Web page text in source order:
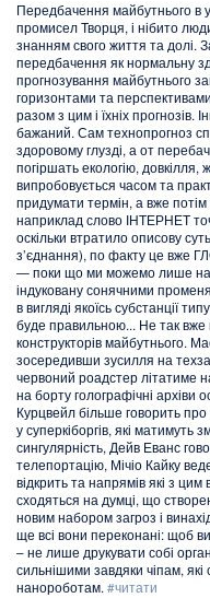
Передбачення майбутнього в
промисел Творця, і нібито
знанням свого життя та долі.
передбачення як нормальну
прогнозування майбутнього
горизонтами та
разом з цим і їхніх прогнозів.
бажаний. Сам технопрогноз
здоровому глузді, а от
погіршать екологію,
випробовується часом та
придумати термін, а вже
наприклад слово ІНТЕРНЕТ
оскільки втратило описову
з’єднання), по факту це вже
— поки що ми можемо лише
індуковану сонячними
в вигляді якоїсь субстанції
буде правильною... Не так вже
конструкторів майбутнього.
зосередивши зусилля на
червоний роадстер літатиме
на борту голографічні архіви
Курцвейл більше говорить
у суперкіборгів, які
сингулярність, Дейв Еванс
телепортацію, Мічіо Кайку
відкрить та напрямів які з
сходяться на думці, що
новим набором загроз і
ще всі вони переконані: щоб
– не лише друкувати собі
сильнішими завдяки чіпам,
нанороботам.#читати